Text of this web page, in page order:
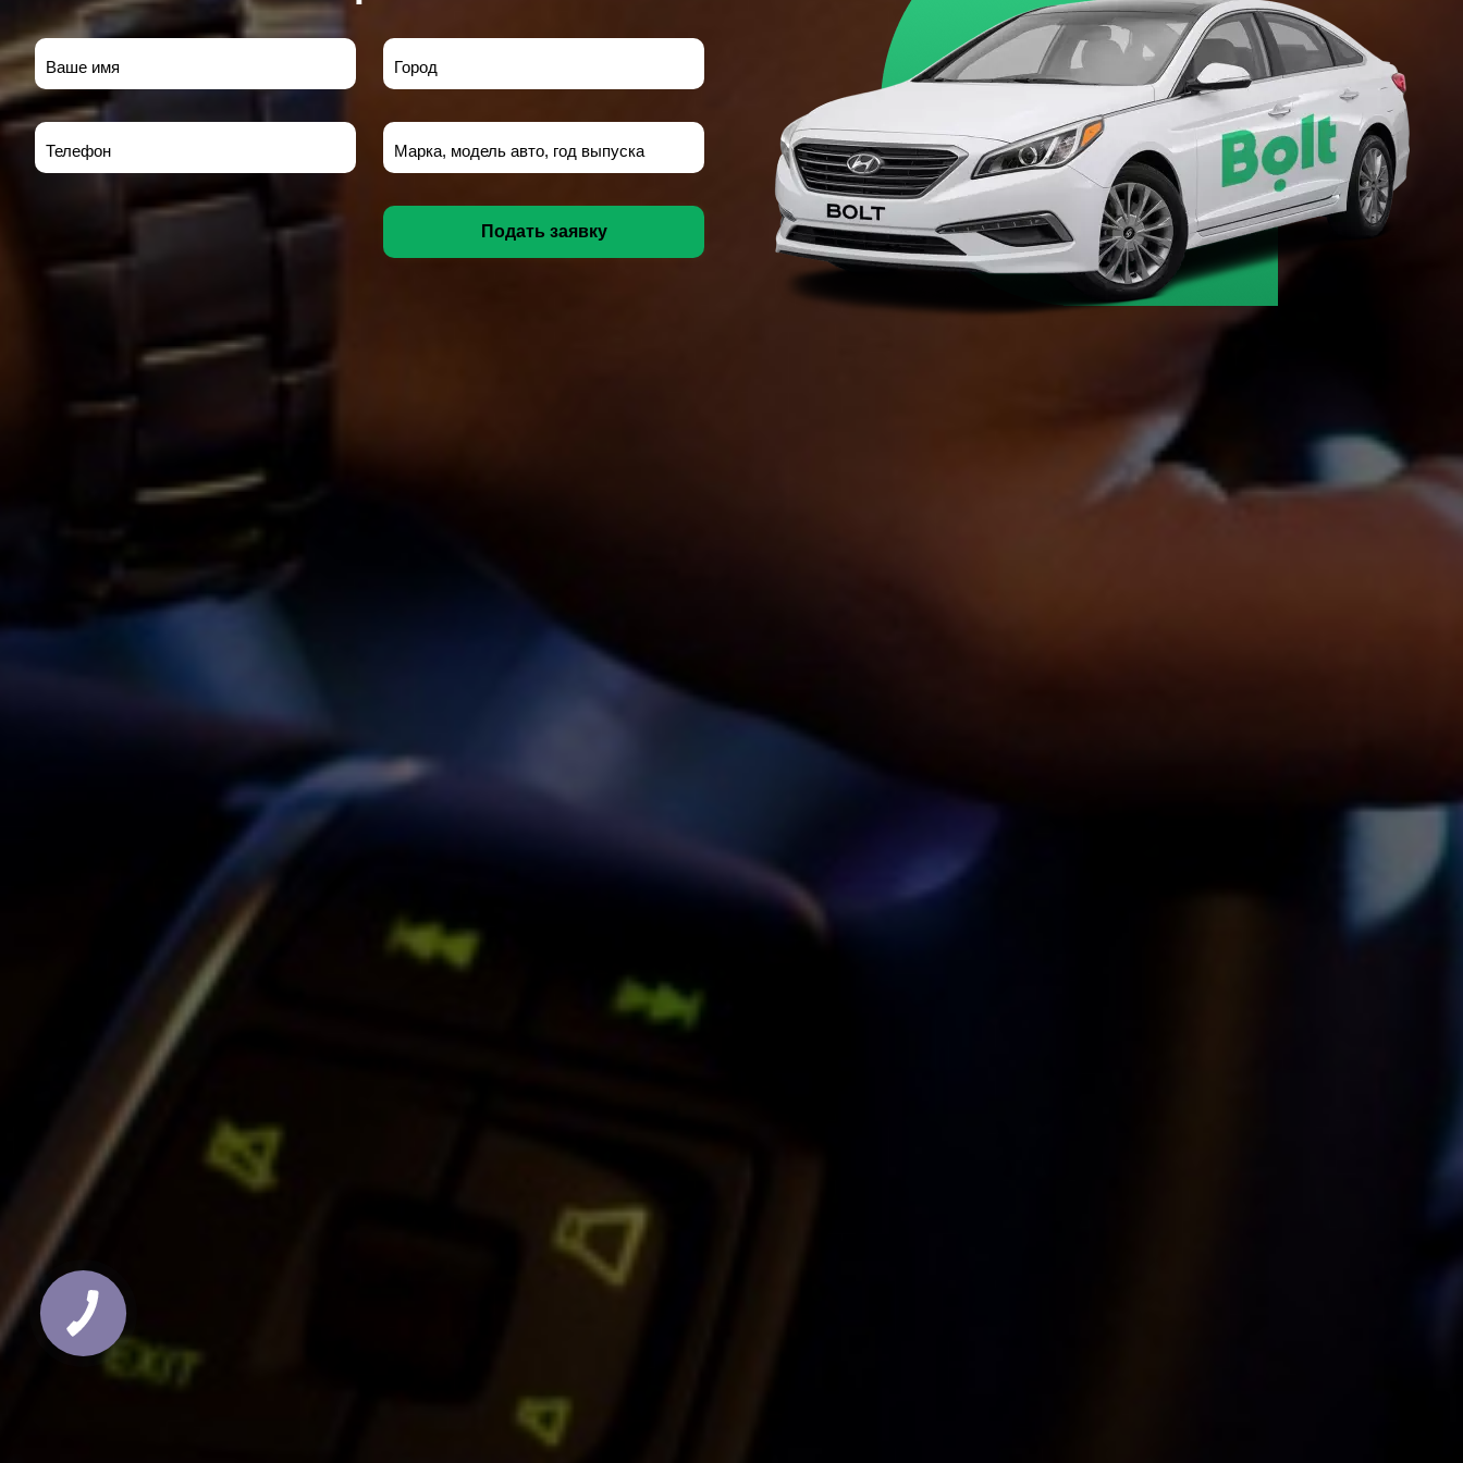
Ваше имя
Телефон
Город
Марка, модель авто, год выпуска
Подать заявку